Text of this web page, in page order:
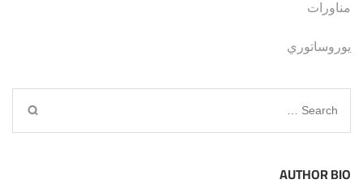
مناورات
يوروساتوري
Search
for:
AUTHOR BIO